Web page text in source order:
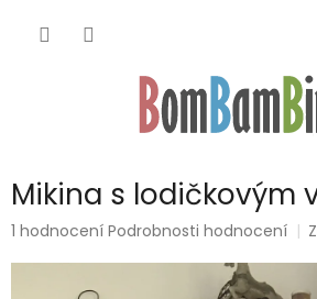
Mikina s lodičkovým
Průměrné
1 hodnocení Podrobnosti hodnocení